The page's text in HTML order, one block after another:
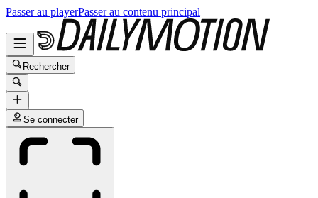
Passer au playerPasser au contenu principal
Rechercher
Se connecter